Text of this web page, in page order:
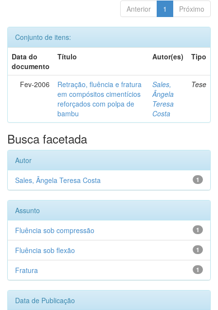
Anterior 1 Próximo
Conjunto de itens:
Data do
documento
Título Autor(es) Tipo
Fev-2006
Retração, fluência e fratura
em compósitos cimentícios
reforçados com polpa de
bambu
Sales,
Ângela
Teresa
Costa
Tese
Busca facetada
Autor
1
Sales, Ângela Teresa Costa
Assunto
1
Fluência sob compressão
1
Fluência sob flexão
1
Fratura
Data de Publicação